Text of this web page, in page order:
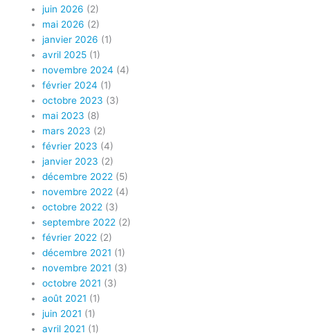
juin 2026 (2)
mai 2026 (2)
janvier 2026 (1)
avril 2025 (1)
novembre 2024 (4)
février 2024 (1)
octobre 2023 (3)
mai 2023 (8)
mars 2023 (2)
février 2023 (4)
janvier 2023 (2)
décembre 2022 (5)
novembre 2022 (4)
octobre 2022 (3)
septembre 2022 (2)
février 2022 (2)
décembre 2021 (1)
novembre 2021 (3)
octobre 2021 (3)
août 2021 (1)
juin 2021 (1)
avril 2021 (1)